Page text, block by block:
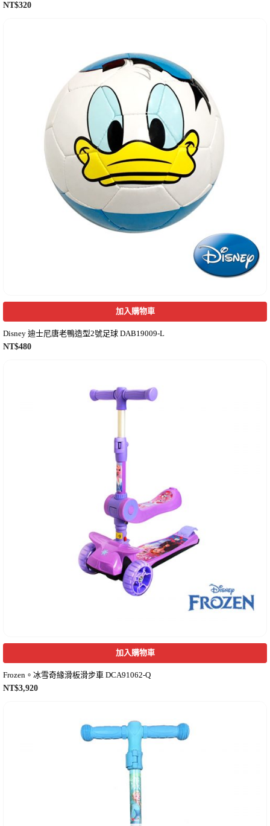
NT$320
加入購物車
Disney 迪士尼唐老鴨造型2號足球 DAB19009-L
NT$480
加入購物車
Frozen。冰雪奇緣滑板滑步車 DCA91062-Q
NT$3,920